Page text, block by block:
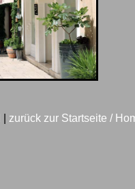
zurück zur Startseite /